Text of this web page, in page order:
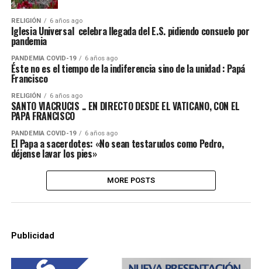
RELIGIÓN 6 años ago
Iglesia Universal celebra llegada del E.S. pidiendo consuelo por
pandemia
PANDEMIA COVID-19 6 años ago
Éste no es el tiempo de la indiferencia sino de la unidad : Papá
Francisco
RELIGIÓN 6 años ago
SANTO VIACRUCIS .. EN DIRECTO DESDE EL VATICANO, CON EL
PAPA FRANCISCO
PANDEMIA COVID-19 6 años ago
El Papa a sacerdotes: «No sean testarudos como Pedro,
déjense lavar los pies»
MORE POSTS
Publicidad